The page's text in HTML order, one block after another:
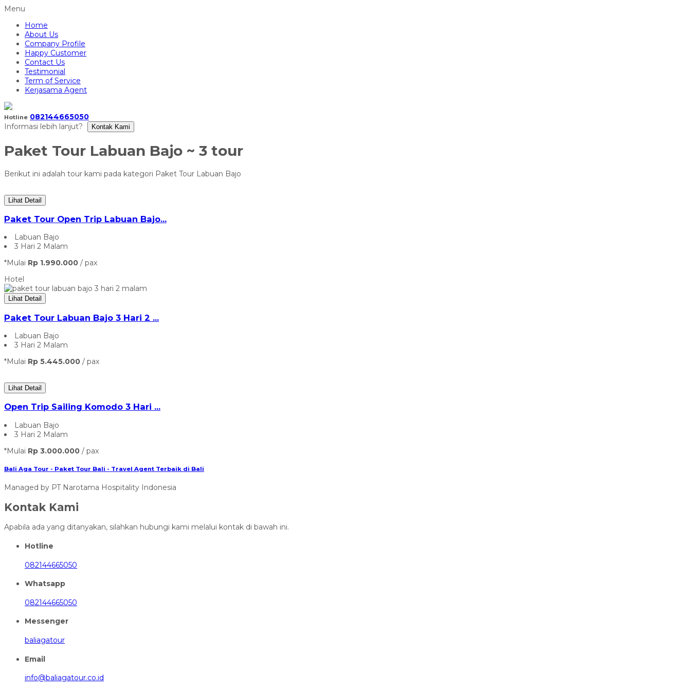
Menu
Home
About Us
Company Profile
Happy Customer
Contact Us
Testimonial
Term of Service
Kerjasama Agent
Hotline 082144665050
Informasi lebih lanjut?
Kontak Kami
Paket Tour Labuan Bajo ~ 3 tour
Berikut ini adalah tour kami pada kategori Paket Tour Labuan Bajo
Lihat Detail
Paket Tour Open Trip Labuan Bajo...
Labuan Bajo
3 Hari 2 Malam
*Mulai Rp 1.990.000 / pax
Hotel
Lihat Detail
Paket Tour Labuan Bajo 3 Hari 2 ...
Labuan Bajo
3 Hari 2 Malam
*Mulai Rp 5.445.000 / pax
Lihat Detail
Open Trip Sailing Komodo 3 Hari ...
Labuan Bajo
3 Hari 2 Malam
*Mulai Rp 3.000.000 / pax
Bali Aga Tour - Paket Tour Bali - Travel Agent Terbaik di Bali
Managed by PT Narotama Hospitality Indonesia
Kontak Kami
Apabila ada yang ditanyakan, silahkan hubungi kami melalui kontak di bawah ini.
Hotline
082144665050
Whatsapp
082144665050
Messenger
baliagatour
Email
info@baliagatour.co.id